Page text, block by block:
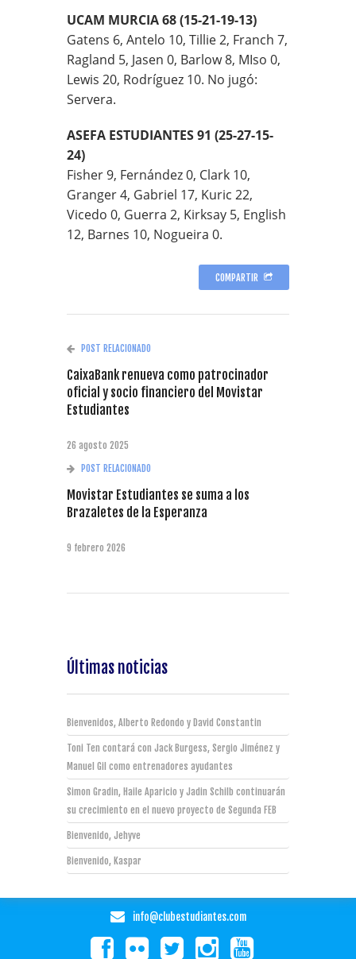
UCAM MURCIA 68 (15-21-19-13)
Gatens 6, Antelo 10, Tillie 2, Franch 7,
Ragland 5, Jasen 0, Barlow 8, MIso 0,
Lewis 20, Rodríguez 10. No jugó:
Servera.
ASEFA ESTUDIANTES 91 (25-27-15-
24)
Fisher 9, Fernández 0, Clark 10,
Granger 4, Gabriel 17, Kuric 22,
Vicedo 0, Guerra 2, Kirksay 5, English
12, Barnes 10, Nogueira 0.
COMPARTIR
POST RELACIONADO
CaixaBank renueva como patrocinador
oficial y socio financiero del Movistar
Estudiantes
26 agosto 2025
POST RELACIONADO
Movistar Estudiantes se suma a los
Brazaletes de la Esperanza
9 febrero 2026
Últimas noticias
Bienvenidos, Alberto Redondo y David Constantin
Toni Ten contará con Jack Burgess, Sergio Jiménez y
Manuel Gil como entrenadores ayudantes
Simon Gradin, Haile Aparicio y Jadin Schilb continuarán
su crecimiento en el nuevo proyecto de Segunda FEB
Bienvenido, Jehyve
Bienvenido, Kaspar
info@clubestudiantes.com